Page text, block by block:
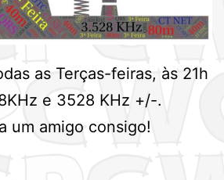
as Terças-feiras, às 21h
e 3528 KHz +/-.
um amigo consigo!